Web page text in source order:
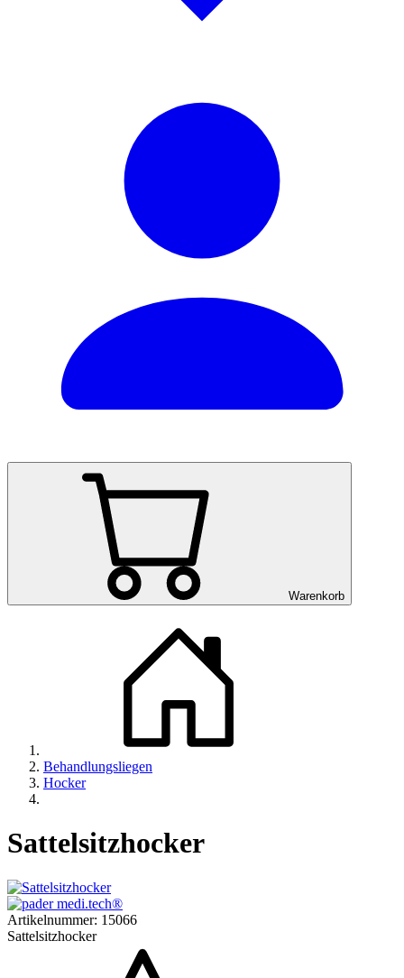
Warenkorb
Behandlungsliegen
Hocker
Sattelsitzhocker
Artikelnummer: 15066
Sattelsitzhocker